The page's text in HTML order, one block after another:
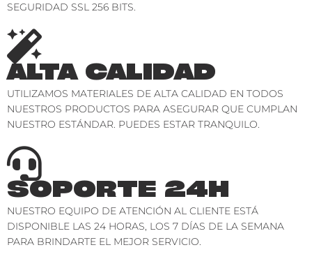
SEGURIDAD SSL 256 BITS.
ALTA CALIDAD
UTILIZAMOS MATERIALES DE ALTA CALIDAD EN TODOS
NUESTROS PRODUCTOS PARA ASEGURAR QUE CUMPLAN
NUESTRO ESTÁNDAR. PUEDES ESTAR TRANQUILO.
SOPORTE 24H
NUESTRO EQUIPO DE ATENCIÓN AL CLIENTE ESTÁ
DISPONIBLE LAS 24 HORAS, LOS 7 DÍAS DE LA SEMANA
PARA BRINDARTE EL MEJOR SERVICIO.